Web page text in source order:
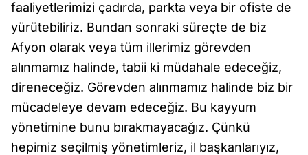
faaliyetlerimizi çadırda, parkta veya bir ofiste de
yürütebiliriz. Bundan sonraki süreçte de biz
Afyon olarak veya tüm illerimiz görevden
alınmamız halinde, tabii ki müdahale edeceğiz,
direneceğiz. Görevden alınmamız halinde biz bir
mücadeleye devam edeceğiz. Bu kayyum
yönetimine bunu bırakmayacağız. Çünkü
hepimiz seçilmiş yönetimleriz, il başkanlarıyız,